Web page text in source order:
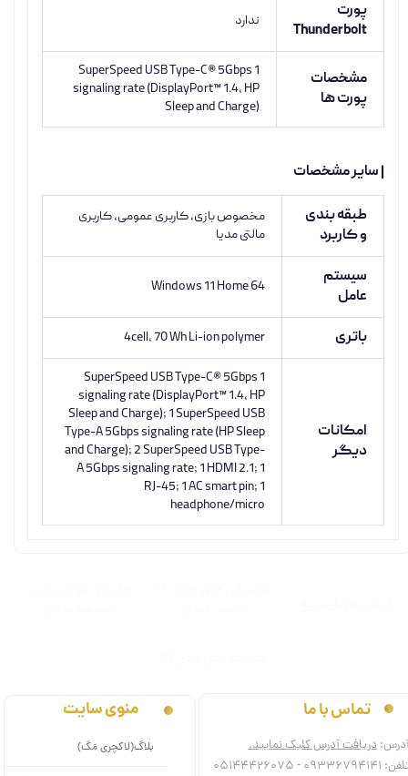
پورت
Thunderbolt
ندارد
مشخصات
پورت ها
1 SuperSpeed USB Type-C® 5Gbps
signaling rate (DisplayPort™ 1.4, HP
Sleep and Charge)
| سایر مشخصات
طبقه بندی
و کاربرد
مخصوص بازی, کاربری عمومی, کاربری
مالتی مدیا
سیستم
عامل
Windows 11 Home 64
باتری 4cell, 70 Wh Li-ion polymer
امکانات
دیگر
1 SuperSpeed USB Type-C® 5Gbps
signaling rate (DisplayPort™ 1.4, HP
Sleep and Charge); 1 SuperSpeed USB
Type-A 5Gbps signaling rate (HP Sleep
and Charge); 2 SuperSpeed USB Type-
A 5Gbps signaling rate; 1 HDMI 2.1; 1
RJ-45; 1 AC smart pin; 1
headphone/micro
منوی سایت
بلاگ(لاکچری مَگ)
تماس با ما
دریافت آدرس کلیک نمایید.
09336794141 - 05144426075